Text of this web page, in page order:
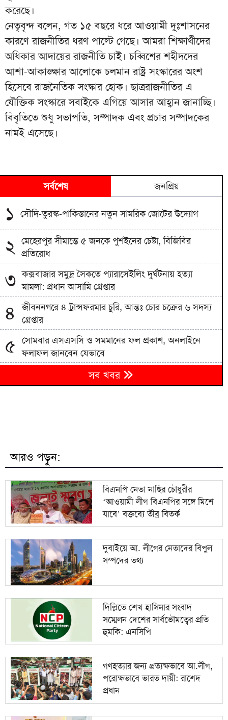
করেছে।
নেতৃবৃন্দ বলেন, গত ১৫ বছরে ধরে আওয়ামী দুঃশাসনের
কারণে রাজনীতির ধরণ পাল্টে গেছে। আমরা শিক্ষার্থীদের
অধিকার আদায়ের রাজনীতি চাই। চব্বিশের শহীদদের
আশা-আকাঙ্ক্ষার আলোকে চলমান রাষ্ট্র সংস্কারের অংশ
হিসেবে রাজনৈতিক সংস্কার হোক। ছাত্ররাজনীতির এ
যৌক্তিক সংস্কারে সবাইকে এগিয়ে আসার আহ্বান জানাচ্ছি।
বিবৃতিতে শুধু সভাপতি, সম্পাদক এবং প্রচার সম্পাদকের
নামই এসেছে।
সর্বশেষ জনপ্রিয়
১ সৌদি-তুরস্ক-পাকিস্তানের নতুন সামরিক জোটের উদ্যোগ
২
মেহেরপুর সীমান্তে ৫ জনকে পুশইনের চেষ্টা, বিজিবির
প্রতিরোধ
৩ কক্সবাজার সমুদ্র সৈকতে প্যারাসেইলিং দুর্ঘটনায় হত্যা
মামলা: প্রধান আসামি গ্রেপ্তার
৪
জীবননগরে ৪ ট্রান্সফরমার চুরি, আন্তঃ চোর চক্রের ৬ সদস্য
গ্রেপ্তার
৫ সোমবার এসএসসি ও সমমানের ফল প্রকাশ, অনলাইনে
ফলাফল জানবেন যেভাবে
সেপ্টেম্বরে যুক্তরাষ্ট্র সফরে যাচ্ছেন প্রধানমন্ত্রী
৯ ৩০০ কোটি টাকার প্রকল্প এখন পরিত্যক্ত স্থাপনা
১০ গ্যাস সংকট নয়, সিদ্ধান্তের কারণে বন্ধ যমুনা সার
কারখানা
সব খবর
আরও পড়ুন:
বিএনপি নেতা নাছির চৌধুরীর
‘আওয়ামী লীগ বিএনপির সঙ্গে মিশে
যাবে’ বক্তব্যে তীব্র বিতর্ক
দুবাইয়ে আ. লীগের নেতাদের বিপুল
সম্পদের তথ্য
দিল্লিতে শেখ হাসিনার সংবাদ
সম্মেলন দেশের সার্বভৌমত্বের প্রতি
হুমকি: এনসিপি
গণহত্যার জন্য প্রত্যক্ষভাবে আ.লীগ,
পরোক্ষভাবে ভারত দায়ী: রাশেদ
প্রধান